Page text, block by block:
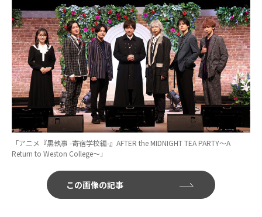
「アニメ『黒執事 -寄宿学校編-』AFTER the MIDNIGHT TEA PARTY～A
Return to Weston College～」
この画像の記事